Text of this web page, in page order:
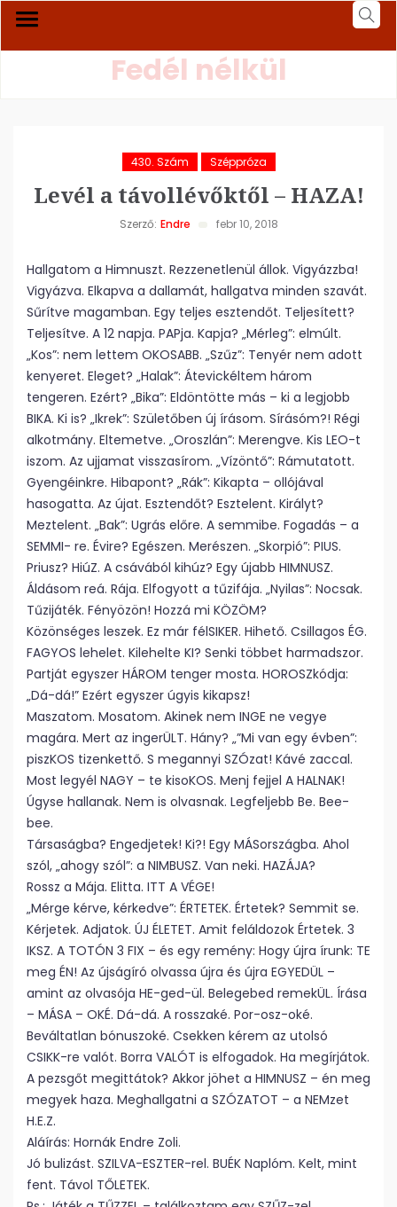
Fedél nélkül
430. Szám Széppróza
Levél a távollévőktől – HAZA!
Szerző: Endre febr 10, 2018
Hallgatom a Himnuszt. Rezzenetlenül állok. Vigyázzba!
Vigyázva. Elkapva a dallamát, hallgatva minden szavát.
Sűrítve magamban. Egy teljes esztendőt. Teljesített?
Teljesítve. A 12 napja. PAPja. Kapja? „Mérleg”: elmúlt.
„Kos”: nem lettem OKOSABB. „Szűz”: Tenyér nem adott
kenyeret. Eleget? „Halak”: Átevickéltem három
tengeren. Ezért? „Bika”: Eldöntötte más – ki a legjobb
BIKA. Ki is? „Ikrek”: Születőben új írásom. Sírásóm?! Régi
alkotmány. Eltemetve. „Oroszlán”: Merengve. Kis LEO-t
iszom. Az ujjamat visszasírom. „Vízöntő”: Rámutatott.
Gyengéinkre. Hibapont? „Rák”: Kikapta – ollójával
hasogatta. Az újat. Esztendőt? Esztelent. Királyt?
Meztelent. „Bak”: Ugrás előre. A semmibe. Fogadás – a
SEMMI- re. Évire? Egészen. Merészen. „Skorpió”: PIUS.
Priusz? HiúZ. A csávából kihúz? Egy újabb HIMNUSZ.
Áldásom reá. Rája. Elfogyott a tűzifája. „Nyilas”: Nocsak.
Tűzijáték. Fényözön! Hozzá mi KÖZÖM?
Közönséges leszek. Ez már félSIKER. Hihető. Csillagos ÉG.
FAGYOS lehelet. Kilehelte KI? Senki többet harmadszor.
Partját egyszer HÁROM tenger mosta. HOROSZkódja:
„Dá-dá!” Ezért egyszer úgyis kikapsz!
Maszatom. Mosatom. Akinek nem INGE ne vegye
magára. Mert az ingerÜLT. Hány? „”Mi van egy évben”:
piszKOS tizenkettő. S megannyi SZÓzat! Kávé zaccal.
Most legyél NAGY – te kisoKOS. Menj fejjel A HALNAK!
Úgyse hallanak. Nem is olvasnak. Legfeljebb Be. Bee-
bee.
Társaságba? Engedjetek! Ki?! Egy MÁSországba. Ahol
szól, „ahogy szól”: a NIMBUSZ. Van neki. HAZÁJA?
Rossz a Mája. Elitta. ITT A VÉGE!
„Mérge kérve, kérkedve”: ÉRTETEK. Értetek? Semmit se.
Kérjetek. Adjatok. ÚJ ÉLETET. Amit feláldozok Értetek. 3
IKSZ. A TOTÓN 3 FIX – és egy remény: Hogy újra írunk: TE
meg ÉN! Az újságíró olvassa újra és újra EGYEDÜL –
amint az olvasója HE-ged-ül. Belegebed remekÜL. Írása
– MÁSA – OKÉ. Dá-dá. A rosszaké. Por-osz-oké.
Beváltatlan bónuszoké. Csekken kérem az utolsó
CSIKK-re valót. Borra VALÓT is elfogadok. Ha megírjátok.
A pezsgőt megittátok? Akkor jöhet a HIMNUSZ – én meg
megyek haza. Meghallgatni a SZÓZATOT – a NEMzet
H.E.Z.
Aláírás: Hornák Endre Zoli.
Jó bulizást. SZILVA-ESZTER-rel. BUÉK Naplóm. Kelt, mint
fent. Távol TŐLETEK.